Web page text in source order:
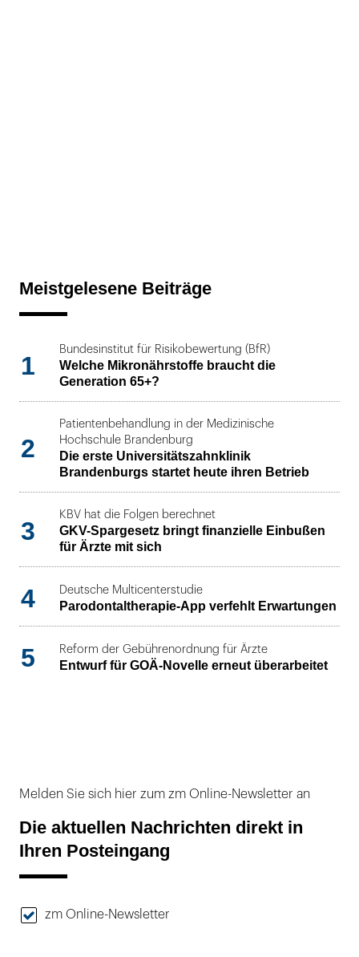
Meistgelesene Beiträge
1
Bundesinstitut für Risikobewertung (BfR)
Welche Mikronährstoffe braucht die
Generation 65+?
2
Patientenbehandlung in der Medizinische
Hochschule Brandenburg
Die erste Universitätszahnklinik
Brandenburgs startet heute ihren Betrieb
3
KBV hat die Folgen berechnet
GKV-Spargesetz bringt finanzielle Einbußen
für Ärzte mit sich
4 Deutsche Multicenterstudie
Parodontaltherapie-App verfehlt Erwartungen
5 Reform der Gebührenordnung für Ärzte
Entwurf für GOÄ-Novelle erneut überarbeitet
Melden Sie sich hier zum zm Online-Newsletter an
Die aktuellen Nachrichten direkt in
Ihren Posteingang
zm Online-Newsletter